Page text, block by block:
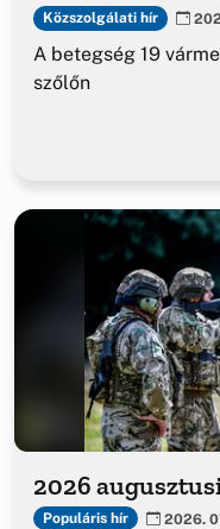
Közszolgálati hír
A betegség 19
szőlőn
2026
Populáris hír 2026.